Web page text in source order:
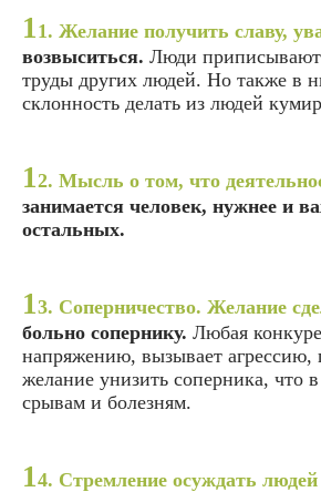
11. Желание получить славу,
возвыситься. Люди приписывают
труды других людей. Но также в
склонность делать из людей
12. Мысль о том, что
занимается человек, нужнее и
остальных.
13. Соперничество. Желание
больно сопернику. Любая
напряжению, вызывает агрессию,
желание унизить соперника, что
срывам и болезням.
14. Стремление осуждать